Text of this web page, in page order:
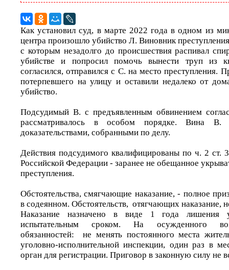
Как установил суд, в марте 2022 года в одном из
центра произошло убийство Л. Виновник
с которым незадолго до происшествия распивал
убийстве и попросил помочь вынести труп из
согласился, отправился с С. на место преступления.
потерпевшего на улицу и оставили недалеко от
убийство.
Подсудимый В. с предъявленным обвинением
рассматривалось в особом порядке. Вина В.
доказательствами, собранными по делу.
Действия подсудимого квалифицированы по ч. 2 ст.
Российской Федерации - заранее не обещанное
преступления.
Обстоятельства, смягчающие наказание, - полное
в содеянном. Обстоятельств, отягчающих наказание,
Наказание назначено в виде 1 года
испытательным сроком. На осужденного
обязанностей: не менять постоянного места
уголовно-исполнительной инспекции, один раз в
орган для регистрации. Приговор в законную силу не